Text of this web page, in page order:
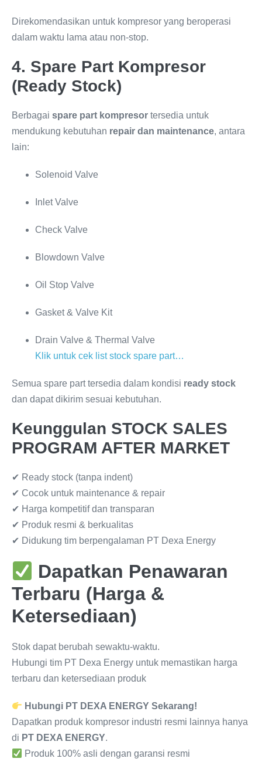
Direkomendasikan untuk kompresor yang beroperasi
dalam waktu lama atau non-stop.
4. Spare Part Kompresor
(Ready Stock)
Berbagai spare part kompresor tersedia untuk
mendukung kebutuhan repair dan maintenance, antara
lain:
Solenoid Valve
Inlet Valve
Check Valve
Blowdown Valve
Oil Stop Valve
Gasket & Valve Kit
Drain Valve & Thermal Valve
Klik untuk cek list stock spare part…
Semua spare part tersedia dalam kondisi ready stock
dan dapat dikirim sesuai kebutuhan.
Keunggulan STOCK SALES
PROGRAM AFTER MARKET
✔ Ready stock (tanpa indent)
✔ Cocok untuk maintenance & repair
✔ Harga kompetitif dan transparan
✔ Produk resmi & berkualitas
✔ Didukung tim berpengalaman PT Dexa Energy
Dapatkan Penawaran
Terbaru (Harga &
Ketersediaan)
Stok dapat berubah sewaktu-waktu.
Hubungi tim PT Dexa Energy untuk memastikan harga
terbaru dan ketersediaan produk
Hubungi PT DEXA ENERGY Sekarang!
Dapatkan produk kompresor industri resmi lainnya hanya
di PT DEXA ENERGY.
Produk 100% asli dengan garansi resmi